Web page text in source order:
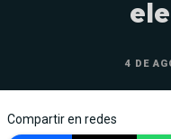
4 DE
Compartir en redes